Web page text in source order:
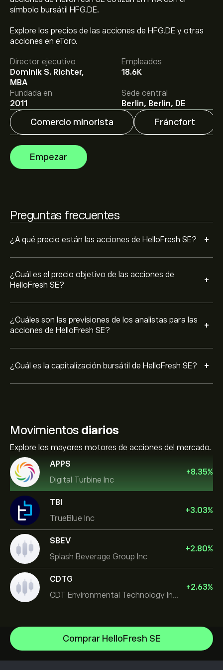
símbolo bursátil HFG.DE.
Explore los precios de las acciones de HFG.DE y otras
acciones en eToro.
Director ejecutivo
Dominik S. Richter,
MBA
Empleados
18.6K
Fundada en
2011
Sede central
Berlin, Berlin, DE
Comercio minorista Fráncfort
Empezar
Preguntas frecuentes
¿A qué precio están las acciones de HelloFresh SE? +
El precio actual de las acciones de HFG.DE es de
3.410‎€‎.
¿Cuál es el precio objetivo de las acciones de
HelloFresh SE?
+
El precio medio objetivo para las acciones de HelloFresh
SE es de 3.410‎€‎.
precios objetivo y las previsiones de los analistas.
¿Cuáles son las previsiones de los analistas para las
acciones de HelloFresh SE?
+
Las previsiones de los analistas para las acciones de
HelloFresh SE se basan en las tendencias del mercado,
los estados financieros y el crecimiento previsto.
Consulta las previsiones más recientes para conocer la
evolución futura de los precios.
¿Cuál es la capitalización bursátil de HelloFresh SE? +
La capitalización bursátil de HelloFresh SE se sitúa en
489.02M‎€‎
Movimientos diarios
Explore los mayores motores de acciones del mercado.
APPS
Digital Turbine Inc
+8.35%
TBI
TrueBlue Inc
+3.03%
SBEV
Splash Beverage Group Inc
+2.80%
CDTG
CDT Environmental Technology Investment Holdings L
+2.63%
Comprar HelloFresh SE
Micron Technology, Inc.
Centro de ayuda